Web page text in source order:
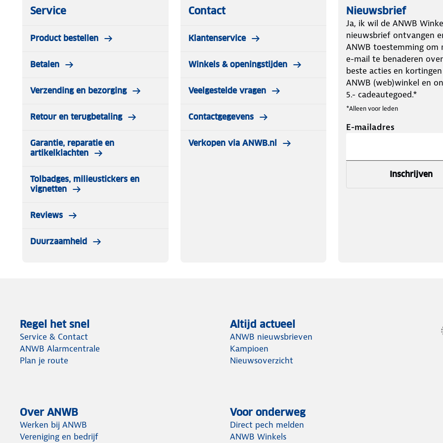
- Bekleding: ademend, gevoerd, wasbaar
- Armleuningen: geen – ideaal voor zelfstandige gordelbevestiging
Service
Product bestellen
Betalen
Verzending en bezorging
Retour en terugbetaling
Garantie, reparatie en
artikelklachten
Tolbadges, milieustickers en
vignetten
Reviews
Duurzaamheid
Contact
Klantenservice
Winkels & openingstijden
Veelgestelde vragen
Contactgegevens
Verkopen via ANWB.nl
Nieuwsbrief
Ja, ik wil de ANWB
nieuwsbrief ontvangen
ANWB toestemming om
e-mail te benaderen
beste acties en
ANWB (web)winkel en
5.- cadeautegoed.*
*Alleen voor leden
E-mailadres
Inschrijven
Regel het snel
Service & Contact
ANWB Alarmcentrale
Plan je route
Altijd actueel
ANWB nieuwsbrieven
Kampioen
Nieuwsoverzicht
Over ANWB
Werken bij ANWB
Vereniging en bedrijf
Voor onderweg
Direct pech melden
ANWB Winkels